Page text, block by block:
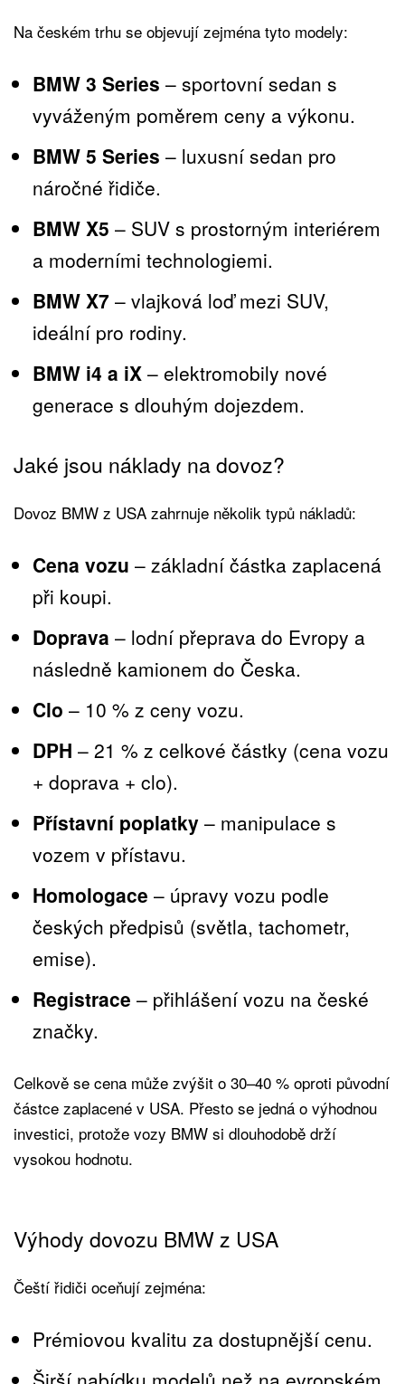
Na českém trhu se objevují zejména tyto modely:
BMW 3 Series – sportovní sedan s
vyváženým poměrem ceny a výkonu.
BMW 5 Series – luxusní sedan pro
náročné řidiče.
BMW X5 – SUV s prostorným interiérem
a moderními technologiemi.
BMW X7 – vlajková loď mezi SUV,
ideální pro rodiny.
BMW i4 a iX – elektromobily nové
generace s dlouhým dojezdem.
Jaké jsou náklady na dovoz?
Dovoz BMW z USA zahrnuje několik typů nákladů:
Cena vozu – základní částka zaplacená
při koupi.
Doprava – lodní přeprava do Evropy a
následně kamionem do Česka.
Clo – 10 % z ceny vozu.
DPH – 21 % z celkové částky (cena vozu
+ doprava + clo).
Přístavní poplatky – manipulace s
vozem v přístavu.
Homologace – úpravy vozu podle
českých předpisů (světla, tachometr,
emise).
Registrace – přihlášení vozu na české
značky.
Celkově se cena může zvýšit o 30–40 % oproti původní
částce zaplacené v USA. Přesto se jedná o výhodnou
investici, protože vozy BMW si dlouhodobě drží
vysokou hodnotu.
Výhody dovozu BMW z USA
Čeští řidiči oceňují zejména:
Prémiovou kvalitu za dostupnější cenu.